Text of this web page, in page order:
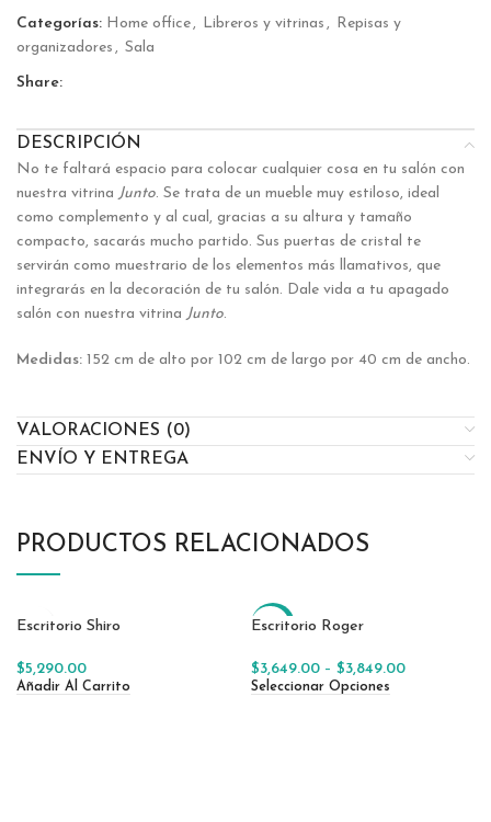
Categorías: Home office , Libreros y vitrinas ,
Repisas y
organizadores , Sala
Share:
DESCRIPCIÓN
No te faltará espacio para colocar cualquier cosa en tu salón con
nuestra vitrina Junto. Se trata de un mueble muy estiloso, ideal
como complemento y al cual, gracias a su altura y tamaño
compacto, sacarás mucho partido. Sus puertas de cristal te
servirán como muestrario de los elementos más llamativos, que
integrarás en la decoración de tu salón. Dale vida a tu apagado
salón con nuestra vitrina Junto.
Medidas: 152 cm de alto por 102 cm de largo por 40 cm de ancho.
VALORACIONES (0)
ENVÍO Y ENTREGA
PRODUCTOS RELACIONADOS
Escritorio Shiro
$5,290.00
Añadir Al Carrito
-9%
Escritorio Roger
$3,649.00 – $3,849.00
Seleccionar Opciones